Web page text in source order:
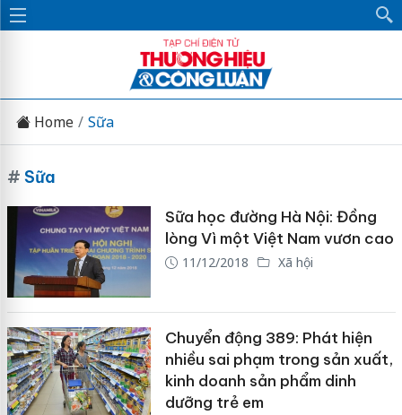
Home Sữa
# Sữa
Sữa học đường Hà Nội: Đồng
lòng Vì một Việt Nam vươn cao
11/12/2018 Xã hội
Chuyển động 389: Phát hiện
nhiều sai phạm trong sản xuất,
kinh doanh sản phẩm dinh
dưỡng trẻ em